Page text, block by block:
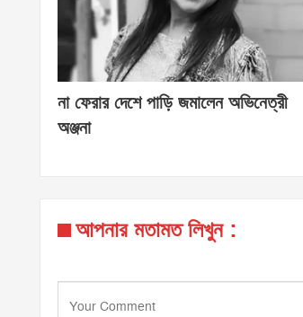
না ফেরার দেশে পাড়ি জমালেন অভিনেত্রী
অঞ্জনা
আপনার মতামত লিখুন :